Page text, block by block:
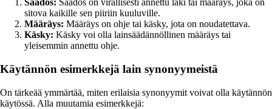
Säädös: Säädös on virallisesti annettu laki tai määräys, joka on
sitova kaikille sen piiriin kuuluville.
Määräys: Määräys on ohje tai käsky, jota on noudatettava.
Käsky: Käsky voi olla lainsäädännöllinen määräys tai
yleisemmin annettu ohje.
Käytännön esimerkkejä lain synonyymeistä
On tärkeää ymmärtää, miten erilaisia synonyymit voivat olla käytännön
käytössä. Alla muutamia esimerkkejä: